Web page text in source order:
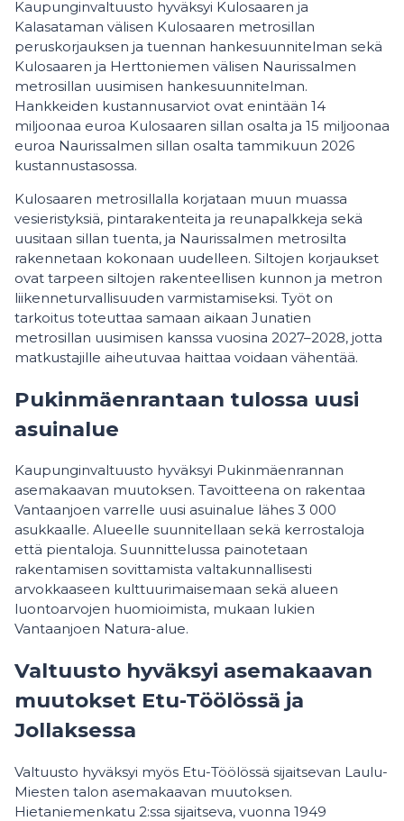
Kaupunginvaltuusto hyväksyi Kulosaaren ja
Kalasataman välisen Kulosaaren metrosillan
peruskorjauksen ja tuennan hankesuunnitelman sekä
Kulosaaren ja Herttoniemen välisen Naurissalmen
metrosillan uusimisen hankesuunnitelman.
Hankkeiden kustannusarviot ovat enintään 14
miljoonaa euroa Kulosaaren sillan osalta ja 15 miljoonaa
euroa Naurissalmen sillan osalta tammikuun 2026
kustannustasossa.
Kulosaaren metrosillalla korjataan muun muassa
vesieristyksiä, pintarakenteita ja reunapalkkeja sekä
uusitaan sillan tuenta, ja Naurissalmen metrosilta
rakennetaan kokonaan uudelleen. Siltojen korjaukset
ovat tarpeen siltojen rakenteellisen kunnon ja metron
liikenneturvallisuuden varmistamiseksi. Työt on
tarkoitus toteuttaa samaan aikaan Junatien
metrosillan uusimisen kanssa vuosina 2027–2028, jotta
matkustajille aiheutuvaa haittaa voidaan vähentää.
Pukinmäenrantaan tulossa uusi
asuinalue
Kaupunginvaltuusto hyväksyi Pukinmäenrannan
asemakaavan muutoksen. Tavoitteena on rakentaa
Vantaanjoen varrelle uusi asuinalue lähes 3 000
asukkaalle. Alueelle suunnitellaan sekä kerrostaloja
että pientaloja. Suunnittelussa painotetaan
rakentamisen sovittamista valtakunnallisesti
arvokkaaseen kulttuurimaisemaan sekä alueen
luontoarvojen huomioimista, mukaan lukien
Vantaanjoen Natura-alue.
Valtuusto hyväksyi asemakaavan
muutokset Etu-Töölössä ja
Jollaksessa
Valtuusto hyväksyi myös Etu-Töölössä sijaitsevan Laulu-
Miesten talon asemakaavan muutoksen.
Hietaniemenkatu 2:ssa sijaitseva, vuonna 1949